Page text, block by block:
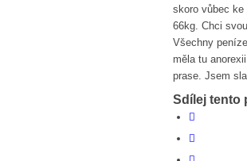
skoro vůbec
66kg. Chci
Všechny
měla tu
prase. Jsem
Sdílej tento